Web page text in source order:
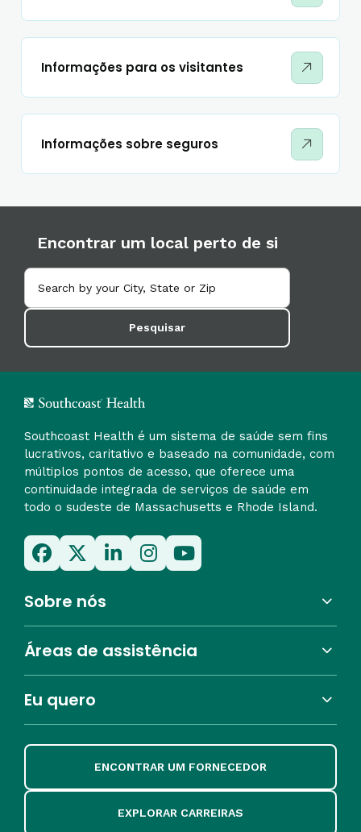
Informações para os visitantes
Informações sobre seguros
Encontrar um local perto de si
Pesquisar
Southcoast Health é um sistema de saúde sem fins
lucrativos, caritativo e baseado na comunidade, com
múltiplos pontos de acesso, que oferece uma
continuidade integrada de serviços de saúde em
todo o sudeste de Massachusetts e Rhode Island.
Sobre nós
Áreas de assistência
Eu quero
ENCONTRAR UM FORNECEDOR
EXPLORAR CARREIRAS